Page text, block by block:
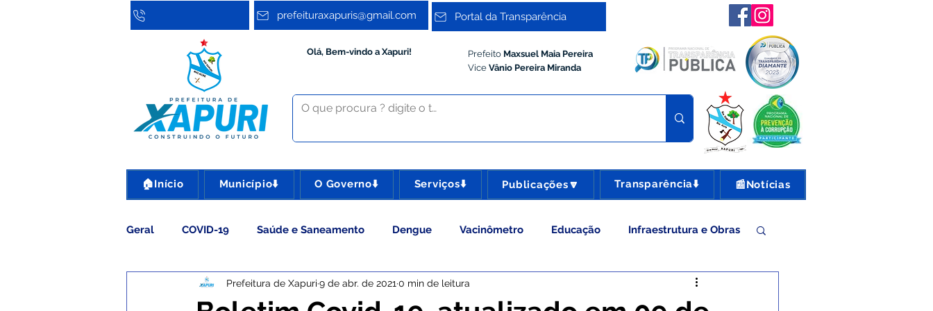
prefeituraxapuris@gmail.com Portal da Transparência
Olá, Bem-vindo a Xapuri! Prefeito Maxsuel Maia Pereira
Vice Vânio Pereira Miranda
🏠Início Município⬇️ O Governo⬇️ Serviços⬇️ Publicações🔽 Transparência⬇️ 📰Notícias
Geral COVID-19 Saúde e Saneamento Dengue Vacinômetro Educação Infraestrutura e Obras
Assistência Social Cultura Esporte e Lazer Administração e Gestão
Prefeitura de Xapuri 9 de abr. de 2021 0 min de leitura